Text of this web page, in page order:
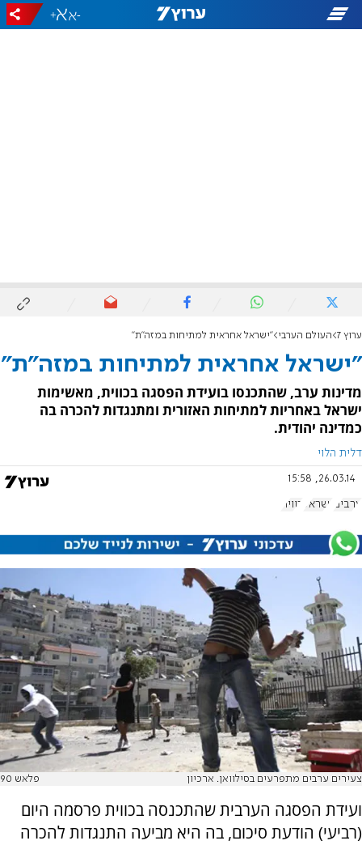
-
+
ערוץ 7 העולם הערבי "ישראל אחראית למתיחות במזה"ת"
"ישראל אחראית למתיחות במזה"ת"
מדינות ערב, שהתכנסו בועידת הפסגה בכווית, מאשימות
ישראל באחריות למתיחות האזורית ומתנגדות להכרה בה
כמדינה יהודית.
דלית הלוי
26.03.14, 15:58
ערבים ישראל כווית
צעירים ערבים מתפרעים בסילוואן. ארכיון פלאש 90
ועידת הפסגה הערבית שהתכנסה בכווית פרסמה היום
(רביעי) הודעת סיכום, בה היא מביעה התנגדות להכרה